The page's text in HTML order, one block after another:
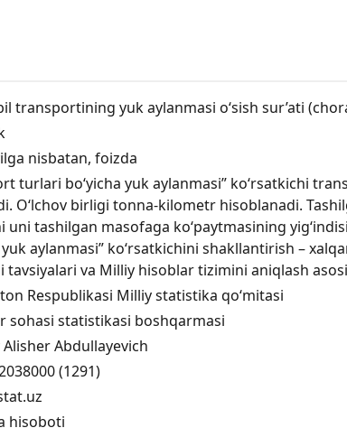
transportining yuk aylanmasi o‘sish sur’ati
nisbatan, foizda
turlari bo‘yicha yuk aylanmasi” ko‘rsatkichi
O‘lchov birligi tonna-kilometr hisoblanadi.
uni tashilgan masofaga ko‘paytmasining
yuk aylanmasi” ko‘rsatkichini shakllantirish –
tavsiyalari va Milliy hisoblar tizimini aniqlash
Respublikasi Milliy statistika qo‘mitasi
sohasi statistikasi boshqarmasi
Alisher Abdullayevich
(1291)
hisoboti